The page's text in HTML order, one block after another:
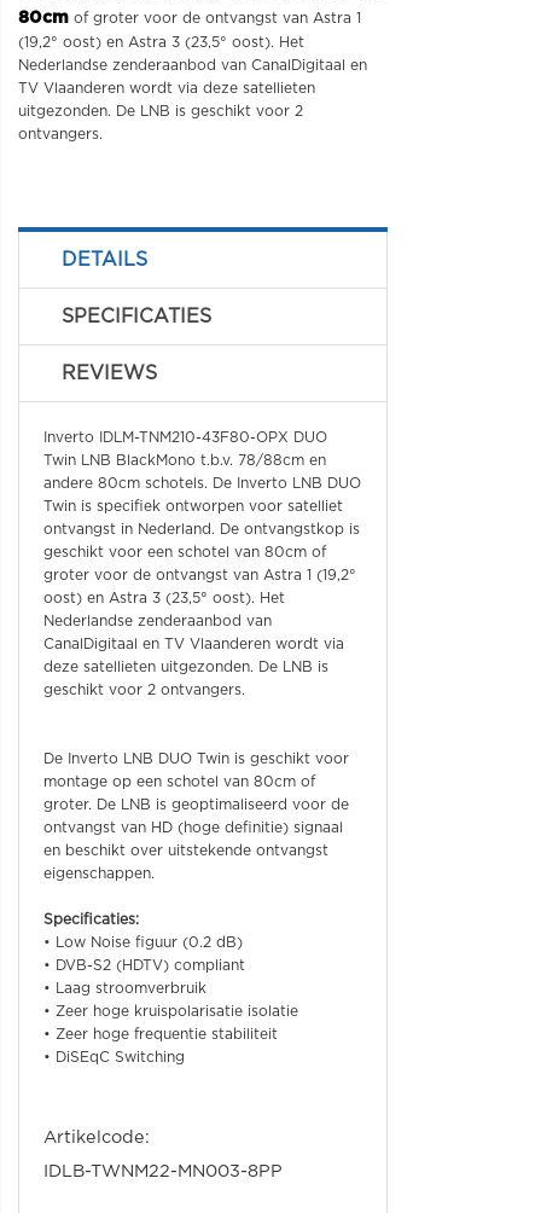
80cm of groter voor de ontvangst van Astra 1
(19,2° oost) en Astra 3 (23,5° oost). Het
Nederlandse zenderaanbod van CanalDigitaal en
TV Vlaanderen wordt via deze satellieten
uitgezonden. De LNB is geschikt voor 2
ontvangers.
DETAILS
SPECIFICATIES
REVIEWS
Inverto IDLM-TNM210-43F80-OPX DUO
Twin LNB BlackMono t.b.v. 78/88cm en
andere 80cm schotels. De Inverto LNB DUO
Twin is specifiek ontworpen voor satelliet
ontvangst in Nederland. De ontvangstkop is
geschikt voor een schotel van 80cm of
groter voor de ontvangst van Astra 1 (19,2°
oost) en Astra 3 (23,5° oost). Het
Nederlandse zenderaanbod van
CanalDigitaal en TV Vlaanderen wordt via
deze satellieten uitgezonden. De LNB is
geschikt voor 2 ontvangers.
De Inverto LNB DUO Twin is geschikt voor
montage op een schotel van 80cm of
groter. De LNB is geoptimaliseerd voor de
ontvangst van HD (hoge definitie) signaal
en beschikt over uitstekende ontvangst
eigenschappen.
Specificaties:
• Low Noise figuur (0.2 dB)
• DVB-S2 (HDTV) compliant
• Laag stroomverbruik
• Zeer hoge kruispolarisatie isolatie
• Zeer hoge frequentie stabiliteit
• DiSEqC Switching
Artikelcode:
IDLB-TWNM22-MN003-8PP